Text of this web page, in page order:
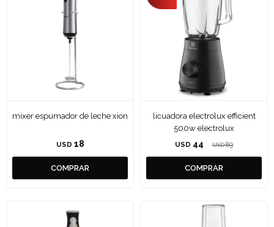
mixer espumador de leche xion
USD 18
licuadora electrolux efficient
500w electrolux
USD 44 USD 89